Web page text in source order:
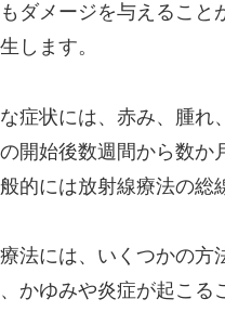
ダメージを与えること
します。
症状には、赤み、腫
開始後数週間から数
的には放射線療法の総
法には、いくつかの
かゆみや炎症が起こ